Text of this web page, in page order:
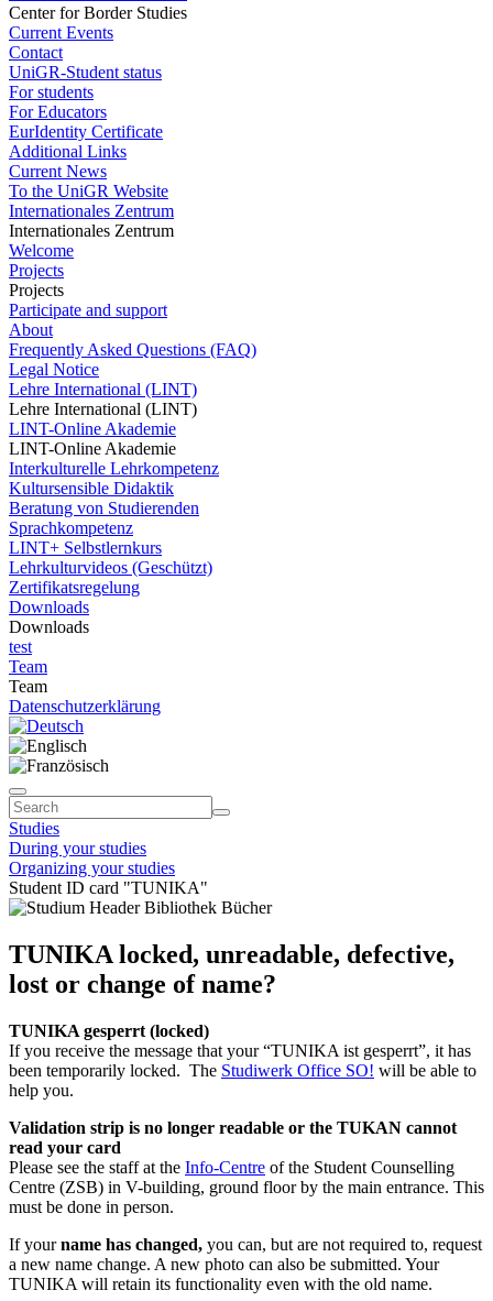
Center for Border Studies
Current Events
Contact
UniGR-Student status
For students
For Educators
EurIdentity Certificate
Additional Links
Current News
To the UniGR Website
Internationales Zentrum
Internationales Zentrum
Welcome
Projects
Projects
Participate and support
About
Frequently Asked Questions (FAQ)
Legal Notice
Lehre International (LINT)
Lehre International (LINT)
LINT-Online Akademie
LINT-Online Akademie
Interkulturelle Lehrkompetenz
Kultursensible Didaktik
Beratung von Studierenden
Sprachkompetenz
LINT+ Selbstlernkurs
Lehrkulturvideos (Geschützt)
Zertifikatsregelung
Downloads
Downloads
test
Team
Team
Datenschutzerklärung
Studies
During your studies
Organizing your studies
Student ID card "TUNIKA"
TUNIKA locked, unreadable, defective,
lost or change of name?
TUNIKA gesperrt (locked)
If you receive the message that your “TUNIKA ist gesperrt”, it has
been temporarily locked. The Studiwerk Office SO! will be able to
help you.
Validation strip is no longer readable or the TUKAN cannot
read your card
Please see the staff at the Info-Centre of the Student Counselling
Centre (ZSB) in V-building, ground floor by the main entrance. This
must be done in person.
If yourname has changed, you can, but are not required to, request
a new name change. A new photo can also be submitted. Your
TUNIKA will retain its functionality even with the old name.